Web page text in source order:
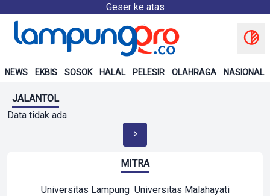
Geser ke atas
NEWS EKBIS SOSOK HALAL PELESIR OLAHRAGA NASIONAL
JALANTOL
Data tidak ada
MITRA
Universitas Lampung Universitas Malahayati